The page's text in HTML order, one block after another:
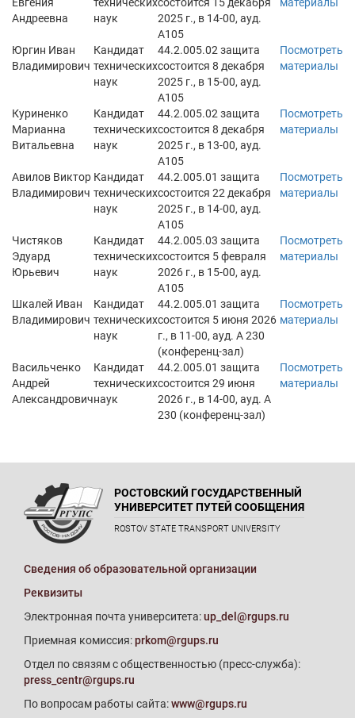
Андреевна
наук
2025 г., в 14-00, ауд.
А105
Юргин Иван
Владимирович
Кандидат
технических
наук
44.2.005.02 защита
состоится 8 декабря
2025 г., в 15-00, ауд.
А105
Посмотреть
материалы
Куриненко
Марианна
Витальевна
Кандидат
технических
наук
44.2.005.02 защита
состоится 8 декабря
2025 г., в 13-00, ауд.
А105
Посмотреть
материалы
Авилов Виктор
Владимирович
Кандидат
технических
наук
44.2.005.01 защита
состоится 22 декабря
2025 г., в 14-00, ауд.
А105
Посмотреть
материалы
Чистяков
Эдуард
Юрьевич
Кандидат
технических
наук
44.2.005.03 защита
состоится 5 февраля
2026 г., в 15-00, ауд.
А105
Посмотреть
материалы
Шкалей Иван
Владимирович
Кандидат
технических
наук
44.2.005.01 защита
состоится 5 июня 2026
г., в 11-00, ауд. А 230
(конференц-зал)
Посмотреть
материалы
Васильченко
Андрей
Александрович
Кандидат
технических
наук
44.2.005.01 защита
состоится 29 июня
2026 г., в 14-00, ауд. А
230 (конференц-зал)
Посмотреть
материалы
РОСТОВСКИЙ ГОСУДАРСТВЕННЫЙ
УНИВЕРСИТЕТ ПУТЕЙ СООБЩЕНИЯ
ROSTOV STATE TRANSPORT UNIVERSITY
Сведения об образовательной организации
Реквизиты
Электронная почта университета:up_del@rgups.ru
Приемная комиссия:prkom@rgups.ru
Отдел по связям с общественностью (пресс-служба):
press_centr@rgups.ru
По вопросам работы сайта:www@rgups.ru